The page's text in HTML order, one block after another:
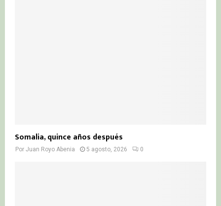
Somalia, quince años después
Por Juan Royo Abenia 5 agosto, 2026 0